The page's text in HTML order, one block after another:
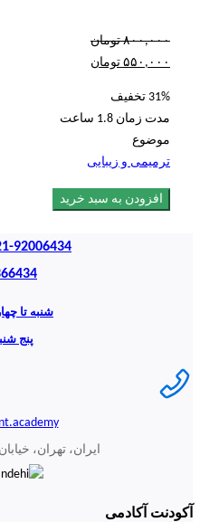
۸۰۰,۰۰۰ تومان
۵۵۰,۰۰۰ تومان
31% تخفیف
مدت زمان 1.8 ساعت
موضوع
ترمیمی و زیبایی
افزودن به سبد خرید
021-92006434
شنبه تا
پنج شنبه 9
ایران، تهران،
آکودنت آکادمی